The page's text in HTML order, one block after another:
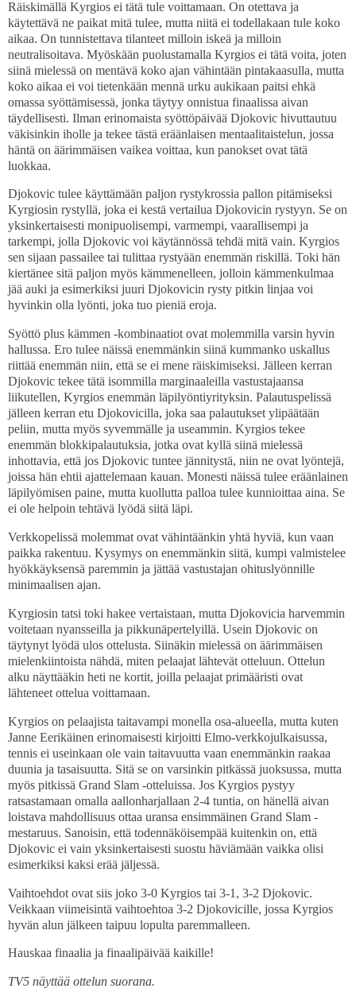
Räiskimällä Kyrgios ei tätä tule voittamaan. On otettava ja
käytettävä ne paikat mitä tulee, mutta niitä ei todellakaan tule koko
aikaa. On tunnistettava tilanteet milloin iskeä ja milloin
neutralisoitava. Myöskään puolustamalla Kyrgios ei tätä voita, joten
siinä mielessä on mentävä koko ajan vähintään pintakaasulla, mutta
koko aikaa ei voi tietenkään mennä urku aukikaan paitsi ehkä
omassa syöttämisessä, jonka täytyy onnistua finaalissa aivan
täydellisesti. Ilman erinomaista syöttöpäivää Djokovic hivuttautuu
väkisinkin iholle ja tekee tästä eräänlaisen mentaalitaistelun, jossa
häntä on äärimmäisen vaikea voittaa, kun panokset ovat tätä
luokkaa.
Djokovic tulee käyttämään paljon rystykrossia pallon pitämiseksi
Kyrgiosin rystyllä, joka ei kestä vertailua Djokovicin rystyyn. Se on
yksinkertaisesti monipuolisempi, varmempi, vaarallisempi ja
tarkempi, jolla Djokovic voi käytännössä tehdä mitä vain. Kyrgios
sen sijaan passailee tai tulittaa rystyään enemmän riskillä. Toki hän
kiertänee sitä paljon myös kämmenelleen, jolloin kämmenkulmaa
jää auki ja esimerkiksi juuri Djokovicin rysty pitkin linjaa voi
hyvinkin olla lyönti, joka tuo pieniä eroja.
Syöttö plus kämmen -kombinaatiot ovat molemmilla varsin hyvin
hallussa. Ero tulee näissä enemmänkin siinä kummanko uskallus
riittää enemmän niin, että se ei mene räiskimiseksi. Jälleen kerran
Djokovic tekee tätä isommilla marginaaleilla vastustajaansa
liikutellen, Kyrgios enemmän läpilyöntiyrityksin. Palautuspelissä
jälleen kerran etu Djokovicilla, joka saa palautukset ylipäätään
peliin, mutta myös syvemmälle ja useammin. Kyrgios tekee
enemmän blokkipalautuksia, jotka ovat kyllä siinä mielessä
inhottavia, että jos Djokovic tuntee jännitystä, niin ne ovat lyöntejä,
joissa hän ehtii ajattelemaan kauan. Monesti näissä tulee eräänlainen
läpilyömisen paine, mutta kuollutta palloa tulee kunnioittaa aina. Se
ei ole helpoin tehtävä lyödä siitä läpi.
Verkkopelissä molemmat ovat vähintäänkin yhtä hyviä, kun vaan
paikka rakentuu. Kysymys on enemmänkin siitä, kumpi valmistelee
hyökkäyksensä paremmin ja jättää vastustajan ohituslyönnille
minimaalisen ajan.
Kyrgiosin tatsi toki hakee vertaistaan, mutta Djokovicia harvemmin
voitetaan nyansseilla ja pikkunäpertelyillä. Usein Djokovic on
täytynyt lyödä ulos ottelusta. Siinäkin mielessä on äärimmäisen
mielenkiintoista nähdä, miten pelaajat lähtevät otteluun. Ottelun
alku näyttääkin heti ne kortit, joilla pelaajat primääristi ovat
lähteneet ottelua voittamaan.
Kyrgios on pelaajista taitavampi monella osa-alueella, mutta kuten
Janne Eerikäinen erinomaisesti kirjoitti Elmo-verkkojulkaisussa,
tennis ei useinkaan ole vain taitavuutta vaan enemmänkin raakaa
duunia ja tasaisuutta. Sitä se on varsinkin pitkässä juoksussa, mutta
myös pitkissä Grand Slam -otteluissa. Jos Kyrgios pystyy
ratsastamaan omalla aallonharjallaan 2-4 tuntia, on hänellä aivan
loistava mahdollisuus ottaa uransa ensimmäinen Grand Slam -
mestaruus. Sanoisin, että todennäköisempää kuitenkin on, että
Djokovic ei vain yksinkertaisesti suostu häviämään vaikka olisi
esimerkiksi kaksi erää jäljessä.
Vaihtoehdot ovat siis joko 3-0 Kyrgios tai 3-1, 3-2 Djokovic.
Veikkaan viimeisintä vaihtoehtoa 3-2 Djokovicille, jossa Kyrgios
hyvän alun jälkeen taipuu lopulta paremmalleen.
Hauskaa finaalia ja finaalipäivää kaikille!
TV5 näyttää ottelun suorana.